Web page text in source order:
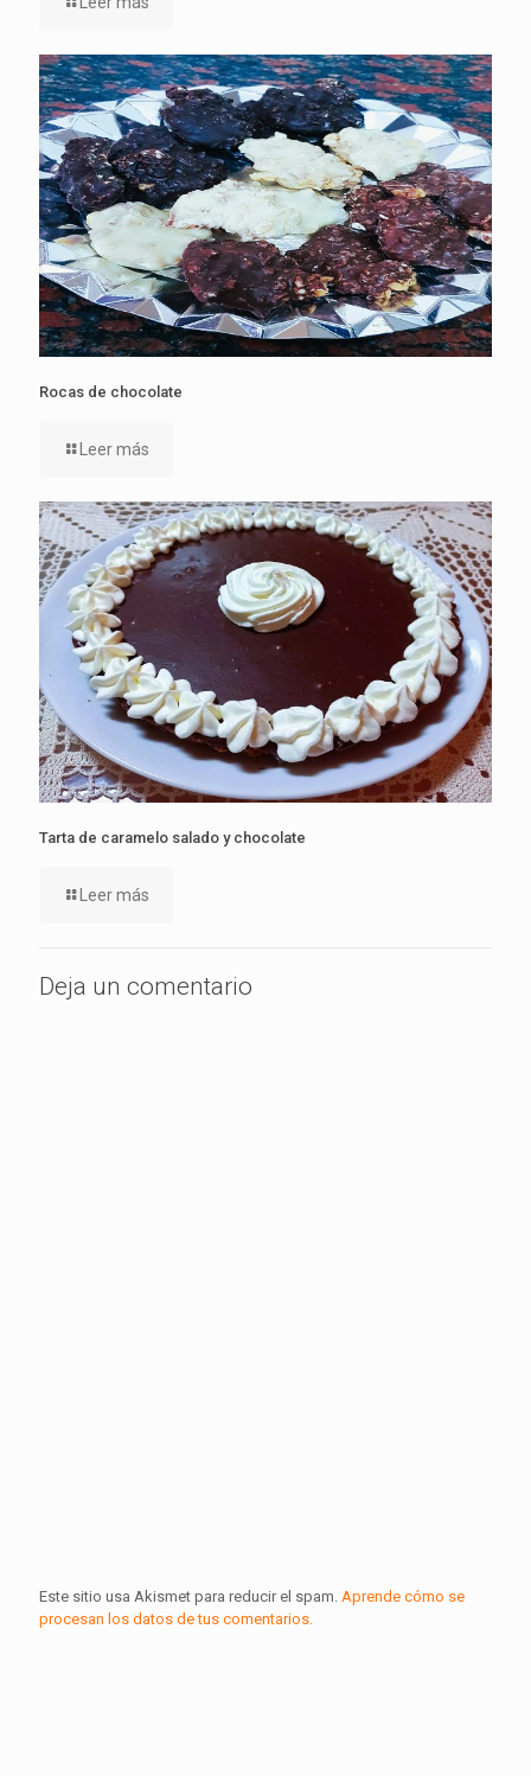
Rocas de chocolate
Leer más
Tarta de caramelo salado y chocolate
Leer más
Deja un comentario
Este sitio usa Akismet para reducir el spam. Aprende cómo se
procesan los datos de tus comentarios.